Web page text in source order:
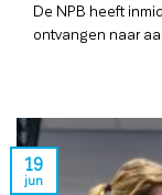
De NPB heeft
ontvangen naar
19
jun